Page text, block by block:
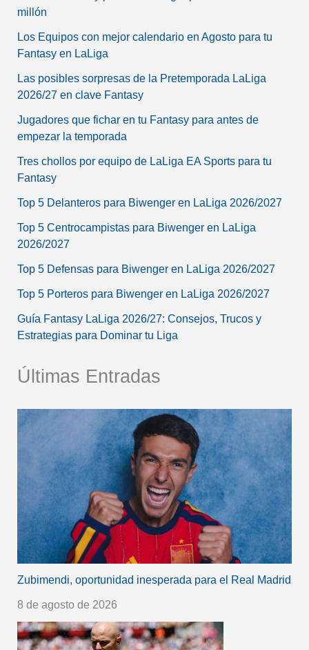
millón
Los Equipos con mejor calendario en Agosto para tu
Fantasy en LaLiga
Las posibles sorpresas de la Pretemporada LaLiga
2026/27 en clave Fantasy
Jugadores que fichar en tu Fantasy para antes de
empezar la temporada
Tres chollos por equipo de LaLiga EA Sports para tu
Fantasy
Top 5 Delanteros para Biwenger en LaLiga 2026/2027
Top 5 Centrocampistas para Biwenger en LaLiga
2026/2027
Top 5 Defensas para Biwenger en LaLiga 2026/2027
Top 5 Porteros para Biwenger en LaLiga 2026/2027
Guía Fantasy LaLiga 2026/27: Consejos, Trucos y
Estrategias para Dominar tu Liga
Últimas Entradas
Zubimendi, oportunidad inesperada para el Real Madrid
8 de agosto de 2026